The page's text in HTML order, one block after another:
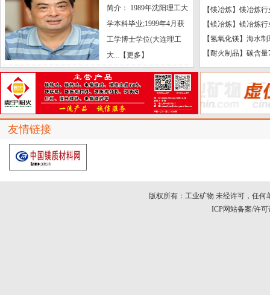
简介： 1989年沈阳理工大
学本科毕业;1999年4月获
工学博士学位(大连理工
大...【更多 】
姓名：
单位：东北大学
简介： 陈树江，男，教
单位：东北大学
【镁冶炼】镁冶炼
【镁冶炼】镁冶炼
【氢氧化镁】海水
【耐火制品】碳含
友情链接
版权所有：工业矿物 未经许可，任
ICP网站备案/许可